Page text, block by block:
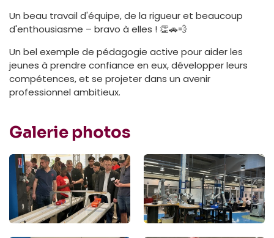
Un beau travail d'équipe, de la rigueur et beaucoup
d'enthousiasme – bravo à elles ! 👏🚗💨
Un bel exemple de pédagogie active pour aider les
jeunes à prendre confiance en eux, développer leurs
compétences, et se projeter dans un avenir
professionnel ambitieux.
Galerie photos